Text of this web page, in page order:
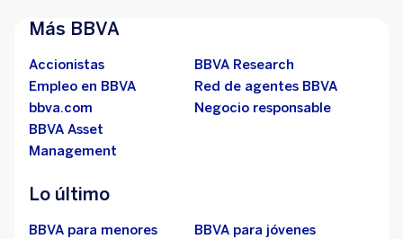
Más BBVA
Accionistas
BBVA Research
Empleo en BBVA
Red de agentes BBVA
bbva.com
Negocio responsable
BBVA Asset
Management
Lo último
BBVA para menores
BBVA para jóvenes